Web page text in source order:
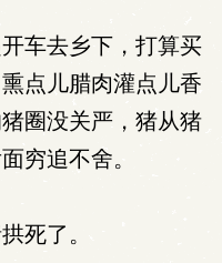
车去乡下，打算买
点儿腊肉灌点儿香
圈没关严，猪从猪
穷追不舍。
死了。